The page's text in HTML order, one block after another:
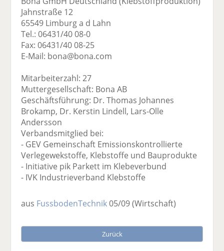
Jahnstraße 12
65549 Limburg a d Lahn
Tel.: 06431/40 08-0
Fax: 06431/40 08-25
E-Mail: bona@bona.com
Mitarbeiterzahl: 27
Muttergesellschaft: Bona AB
Geschäftsführung: Dr. Thomas Johannes
Brokamp, Dr. Kerstin Lindell, Lars-Olle
Andersson
Verbandsmitglied bei:
- GEV Gemeinschaft Emissionskontrollierte
Verlegewekstoffe, Klebstoffe und Bauprodukte
- Initiative pik Parkett im Klebeverbund
- IVK Industrieverband Klebstoffe
aus FussbodenTechnik05/09(Wirtschaft)
Zurück